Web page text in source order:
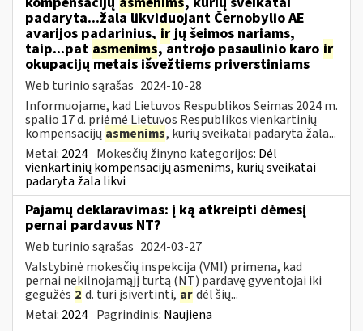
padaryta...žala likviduojant Černobylio AE
avarijos padarinius, irjų šeimos nariams,
taip...pat asmenims, antrojo pasaulinio karo ir
okupacijų metais išvežtiems priverstiniams
Web turinio sąrašas 2024-10-28
Informuojame, kad Lietuvos Respublikos Seimas 2024 m.
spalio 17 d. priėmė Lietuvos Respublikos vienkartinių
kompensacijų asmenims, kurių sveikatai padaryta žala...
Metai: 2024 Mokesčių žinyno kategorijos: Dėl
vienkartinių kompensacijų asmenims, kurių sveikatai
padaryta žala likvi
Pajamų deklaravimas: į ką atkreipti dėmesį
pernai pardavus NT?
Web turinio sąrašas 2024-03-27
Valstybinė mokesčių inspekcija (VMI) primena, kad
pernai nekilnojamąjį turtą (NT) pardavę gyventojai iki
gegužės 2 d. turi įsivertinti, ardėl šių...
Metai: 2024 Pagrindinis: Naujiena